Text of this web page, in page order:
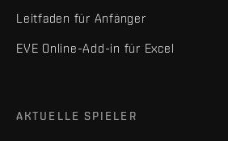
Leitfaden für Anfänger
EVE Online-Add-in für Excel
AKTUELLE SPIELER